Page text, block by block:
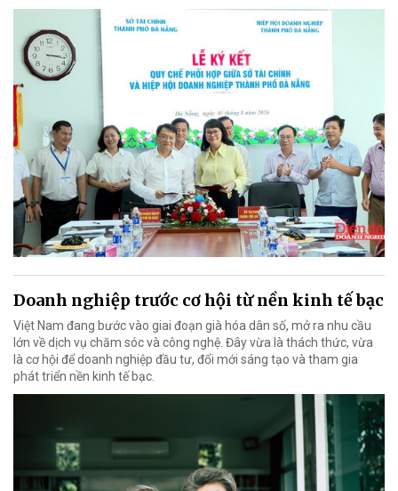
Doanh nghiệp trước cơ hội từ nền kinh tế bạc
Việt Nam đang bước vào giai đoạn già hóa dân số, mở ra nhu cầu
lớn về dịch vụ chăm sóc và công nghệ. Đây vừa là thách thức, vừa
là cơ hội để doanh nghiệp đầu tư, đổi mới sáng tạo và tham gia
phát triển nền kinh tế bạc.